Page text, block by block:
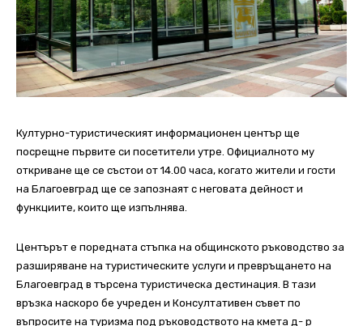
Културно-туристическият информационен център ще
посрещне първите си посетители утре. Официалното му
откриване ще се състои от 14.00 часа, когато жители и гости
на Благоевград ще се запознаят с неговата дейност и
функциите, които ще изпълнява.
Центърът е поредната стъпка на общинското ръководство за
разширяване на туристическите услуги и превръщането на
Благоевград в търсена туристическа дестинация. В тази
връзка наскоро бе учреден и Консултативен съвет по
въпросите на туризма под ръководството на кмета д- р